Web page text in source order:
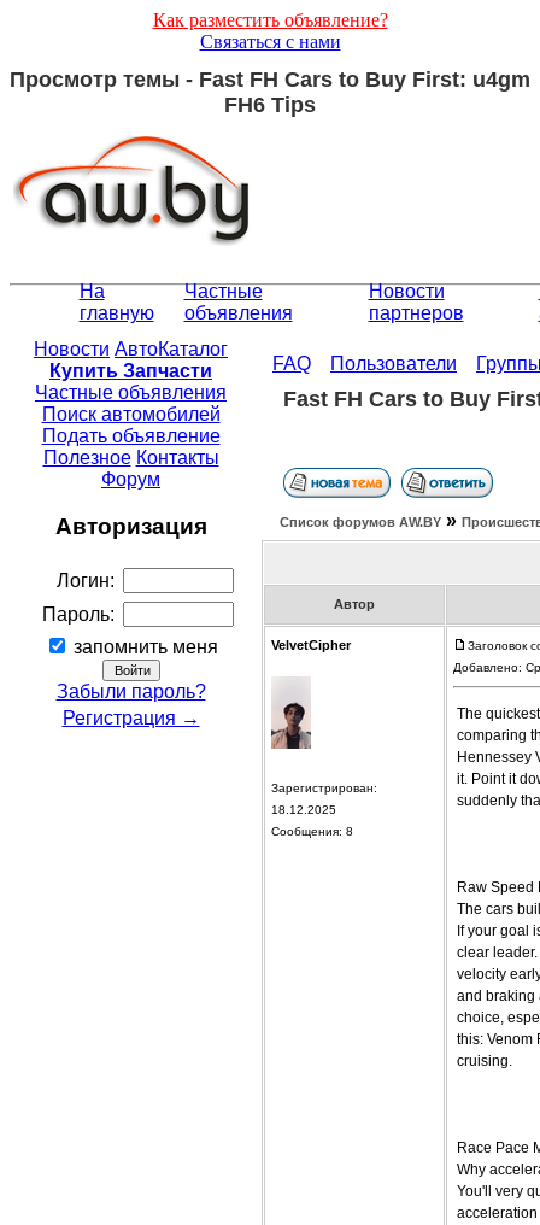
Как разместить объявление?
Связаться с нами
Просмотр темы - Fast FH Cars to Buy First: u4gm
FH6 Tips
На
главную
Частные
объявления
Новости
партнеров
Новости АвтоКаталог
Купить Запчасти
Частные объявления
Поиск автомобилей
Подать объявление
Полезное Контакты
Форум
Авторизация
Логин:
Пароль:
запомнить меня
Забыли пароль?
Регистрация →
FAQ Пользователи
Fast FH Cars to Buy
Список форумов АW.BY »
Автор
VelvetCipher
Зарегистрирован:
18.12.2025
Сообщения: 8
Заголовок
Добавлено:
The
comparing
Hennessey
it. Point it
suddenly
Raw Speed
The cars
If your goal
clear
velocity
and braking
choice,
this: Venom
cruising.
Race Pace
Why
You'll very
acceleration